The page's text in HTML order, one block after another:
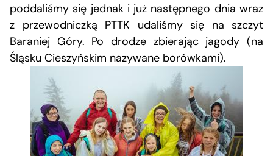
poddaliśmy się jednak i już następnego dnia wraz
z przewodniczką PTTK udaliśmy się na szczyt
Baraniej Góry. Po drodze zbierając jagody (na
Śląsku Cieszyńskim nazywane borówkami).